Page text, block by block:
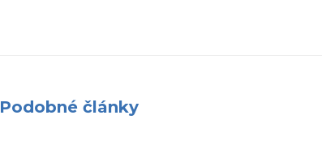
Podobné články